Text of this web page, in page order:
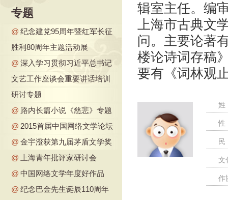
专题
@ 纪念建党95周年暨红军长征
胜利80周年主题活动展
@ 深入学习贯彻习近平总书记
文艺工作座谈会重要讲话培训
研讨专题
@ 路内长篇小说《慈悲》专题
@ 2015首届中国网络文学论坛
@ 金宇澄获第九届茅盾文学奖
@
上海青年批评家研讨会
@ 中国网络文学年度好作品
@ 纪念巴金先生诞辰110周年
辑室主任。编
上海市古典文
问。主要论著
楼论诗词存稿
要有《词林观
文
作